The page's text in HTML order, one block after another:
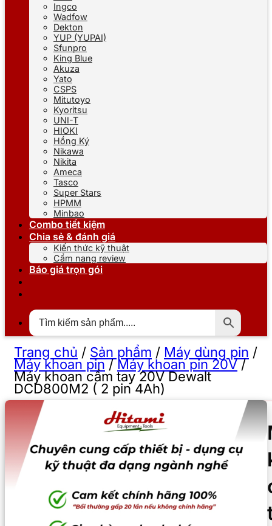
Ingco
Wadfow
Dekton
YUP (YUPAI)
Sfunpro
King Blue
Akuza
Yato
CSPS
Mitutoyo
Kyoritsu
UNI-T
HIOKI
Hồng Ký
Nikawa
Nikita
Ameca
Tasco
Super Stars
HPMM
Minbao
Combo tiết kiệm
Chia sẻ & đánh giá
Kiến thức kỹ thuật
Cẩm nang review
Báo giá trọn gói
Trang chủ / Sản phẩm / Máy dùng pin /
Máy khoan pin/Máy khoan pin 20V/
Máy khoan cầm tay 20V Dewalt
DCD800M2 ( 2 pin 4Ah)